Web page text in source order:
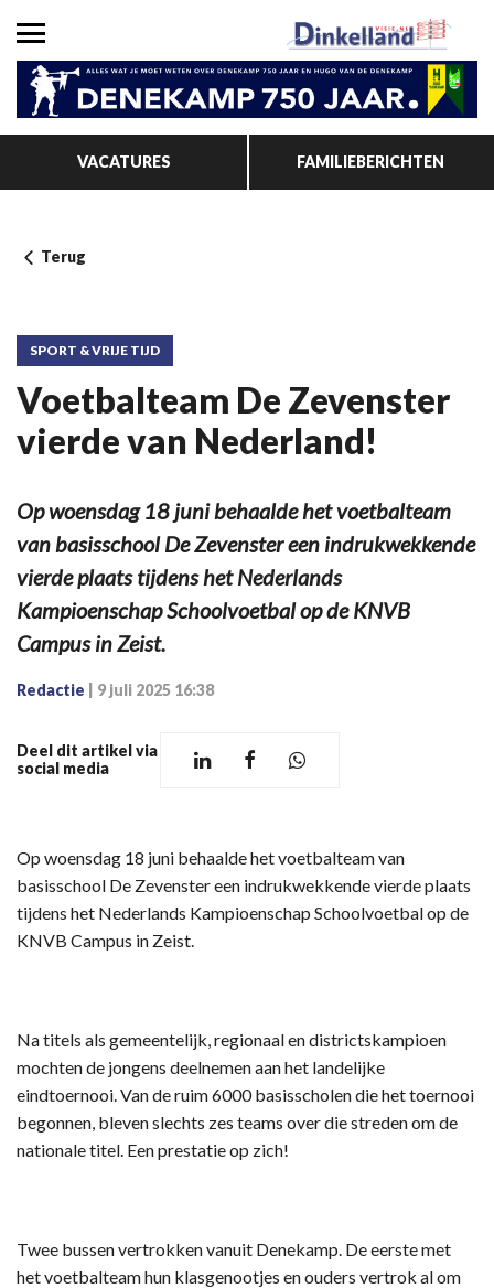
VACATURES FAMILIEBERICHTEN
Terug
SPORT & VRIJE TIJD
Voetbalteam De Zevenster
vierde van Nederland!
Op woensdag 18 juni behaalde het voetbalteam
van basisschool De Zevenster een indrukwekkende
vierde plaats tijdens het Nederlands
Kampioenschap Schoolvoetbal op de KNVB
Campus in Zeist.
Redactie 9 juli 2025 16:38
Deel dit artikel via
social media
Op woensdag 18 juni behaalde het voetbalteam van
basisschool De Zevenster een indrukwekkende vierde plaats
tijdens het Nederlands Kampioenschap Schoolvoetbal op de
KNVB Campus in Zeist.
Na titels als gemeentelijk, regionaal en districtskampioen
mochten de jongens deelnemen aan het landelijke
eindtoernooi. Van de ruim 6000 basisscholen die het toernooi
begonnen, bleven slechts zes teams over die streden om de
nationale titel. Een prestatie op zich!
Twee bussen vertrokken vanuit Denekamp. De eerste met
het voetbalteam hun klasgenootjes en ouders vertrok al om